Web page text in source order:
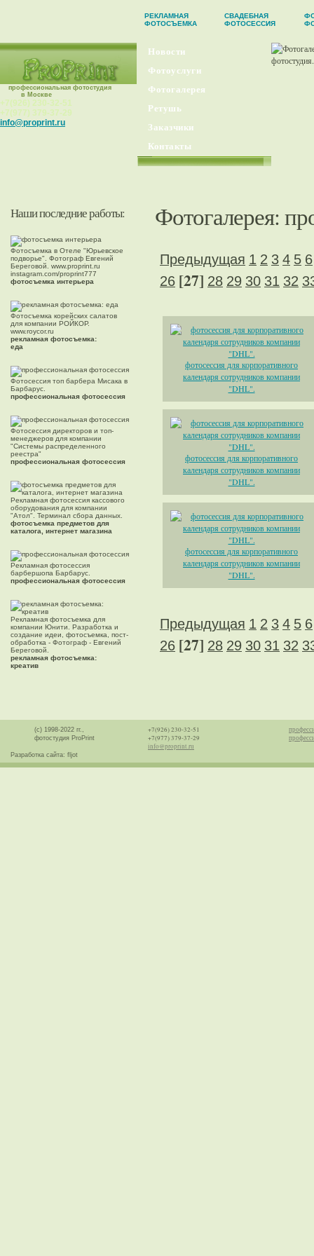
РЕКЛАМНАЯ
ФОТОСЪЕМКА
СВАДЕБНАЯ
ФОТОСЕССИЯ
профессиональная фотостудия
в Москве
+7(926) 230-32-51
+7(977) 379-37-29
info@proprint.ru
Новости
Фотоуслуги
Фотогалерея
Ретушь
Заказчики
Контакты
Наши последние работы:
Фотосъемка в Отеле "Юрьевское
подворье". Фотограф Евгений
Береговой. www.proprint.ru
instagram.com/proprint777
фотосъемка интерьера
Фотосъемка корейских салатов
для компании РОЙКОР.
www.roycor.ru
рекламная фотосъемка:
еда
Фотосессия топ барбера Мисака в
Барбарус.
профессиональная фотосессия
Фотосессия директоров и топ-
менеджеров для компании
"Системы распределенного
реестра"
профессиональная фотосессия
Рекламная фотосессия кассового
оборудования для компании
"Атол". Терминал сбора данных.
фотосъемка предметов для
каталога, интернет магазина
Рекламная фотосессия
барбершопа Барбарус.
профессиональная фотосессия
Рекламная фотосъемка для
компании Юнити. Разработка и
создание идеи, фотосъемка, пост-
обработка - Фотограф - Евгений
Береговой.
рекламная фотосъемка:
креатив
Фотогалерея:
Предыдущая 1 2 3 4 5 6
26 [27] 28 29 30 31 32
фотосессия для корпоративного
календаря сотрудников компании
"DHL".
фотосессия для корпоративного
календаря сотрудников компании
"DHL".
фотосессия для корпоративного
календаря сотрудников компании
"DHL".
Предыдущая 1 2 3 4 5 6
26 [27] 28 29 30 31 32
(с) 1998-2022 гг.,
фотостудия ProPrint
Разработка сайта: fljot
+7(926) 230-32-51
+7(977) 379-37-29
info@proprint.ru